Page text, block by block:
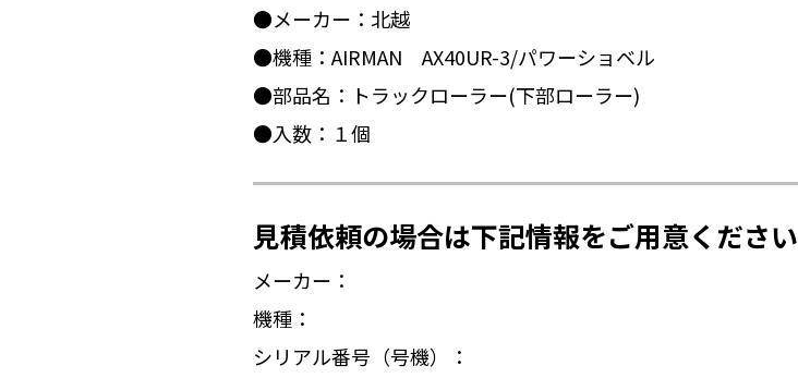
●メーカー：北越
●機種：AIRMAN AX40UR-3/パワーショベル
●部品名：トラックローラー(下部ローラー)
●入数：１個
見積依頼の場合は下記情報をご用意ください
メーカー：
機種：
シリアル番号（号機）：